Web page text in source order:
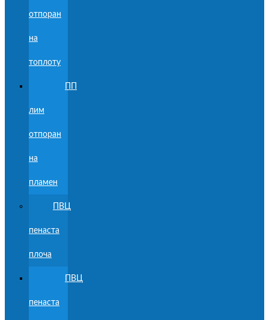
отпоран
на
топлоту
лим
отпоран
на
пламен
ПВЦ
пенаста
плоча
ПВЦ
пенаста